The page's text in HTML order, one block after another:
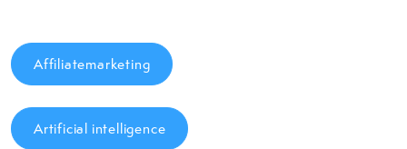
Affiliatemarketing
Artificial intelligence